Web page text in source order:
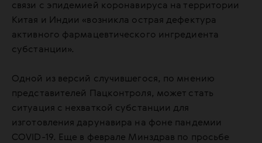
связи с эпидемией коронавируса на территории
Китая и Индии «возникла острая дефектура
активного фармацевтического ингредиента
субстанции».
Одной из версий случившегося, по мнению
представителей Пацконтроля, может стать
ситуация с нехваткой субстанции для
изготовления дарунавира на фоне пандемии
COVID-19. Еще в феврале Минздрав по просьбе